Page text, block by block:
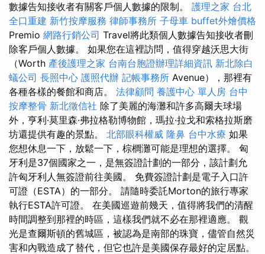
數據告知接收者有關客戶個人數據的限制。 護理之家 台北
全口重建 新竹按摩服務 律師事務所 子母車 buffet外燴價格
Premio 網路行銷公司 Travel將此類個人數據告知接收者刪
除客戶個人數據。 如果您在這裡訪問，值得穿越沃思大街
（Worth 產後護理之家 台南台胞證辦理詳細資訊 新北除白
蟻公司 長照中心 護照代辦 記帳事務所 Avenue），那裡有
各種各樣的餐館和商店。 法律顧問 養護中心 單人房 台中
按摩整骨 新北徵信社 除了美麗的海灘和許多高爾夫球場
外，亨利·莫里森·弗拉格勒博物館，瑪拉·拉戈和索格拉斯磨
坊還提供有趣的景點。 北部眼科權威 隆鼻 台中水療 如果
您想休息一下，放鬆一下，棕櫚灘可能是理想的選擇。 匈
牙利是37個國家之一，是無簽證計劃的一部分，該計劃允
許匈牙利人無簽證前往美國。 免費簽證計劃是電子入口許
可證（ESTA）的一部分。 請隨時委託Morton的旅行專家
執行ESTA許可證。 在美國巡遊前幾天，值得將我們的清醒
時間調整到那裡的時區，這樣我們就不必在那裡適應。 觀
光是查爾斯頓的舊城區，被認為是南部的珠寶，儘管自然災
害和內戰造成了替代，但它也許是美國保存最好的定居點。